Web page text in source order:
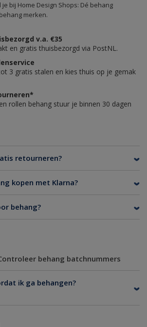
bij Home Design Shops: Dé behang
merken.
v.a. €35
en gratis thuisbezorgd via PostNL.
3 gratis stalen en kies thuis op je gemak
rollen behang stuur je binnen 30 dagen
retourneren?
kopen met Klarna?
behang?
behang batchnummers
ik ga behangen?